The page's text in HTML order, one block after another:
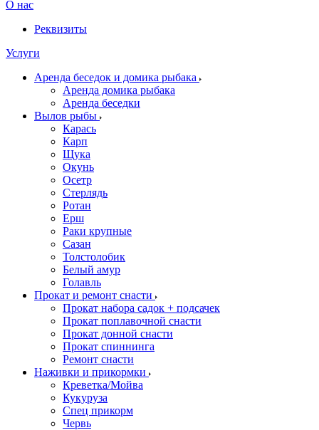
О нас
Реквизиты
Услуги
Аренда беседок и домика рыбака
Аренда домика рыбака
Аренда беседки
Вылов рыбы
Карась
Карп
Щука
Окунь
Осетр
Стерлядь
Ротан
Ерш
Раки крупные
Сазан
Толстолобик
Белый амур
Голавль
Прокат и ремонт снасти
Прокат набора садок + подсачек
Прокат поплавочной снасти
Прокат донной снасти
Прокат спиннинга
Ремонт снасти
Наживки и прикормки
Креветка/Мойва
Кукуруза
Спец прикорм
Червь